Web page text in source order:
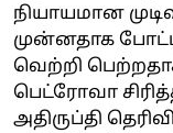
நியாயமான
முன்னதாக
வெற்றி
பெட்ரோவா
அதிருப்தி